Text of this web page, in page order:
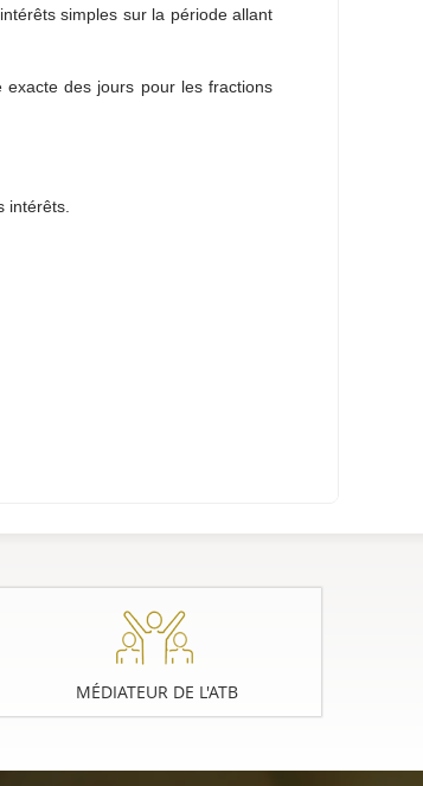
simples sur la période allant
des jours pour les fractions
intérêts.
MÉDIATEUR DE L'ATB